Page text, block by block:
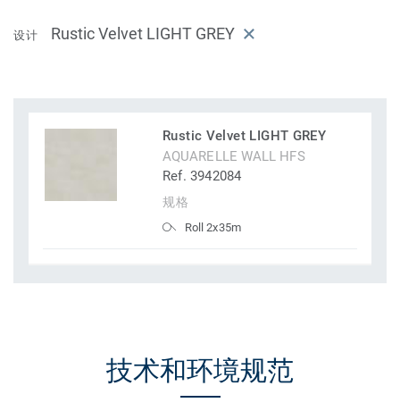
设计 Rustic Velvet LIGHT GREY
Rustic Velvet LIGHT GREY
AQUARELLE WALL HFS
Ref. 3942084
规格
Roll 2x35m
技术和环境规范